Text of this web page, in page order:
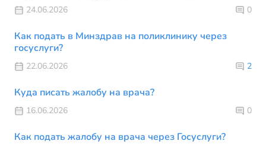
24.06.2026 0
Как подать в Минздрав на поликлинику через
госуслуги?
22.06.2026 2
Куда писать жалобу на врача?
16.06.2026 0
Как подать жалобу на врача через Госуслуги?